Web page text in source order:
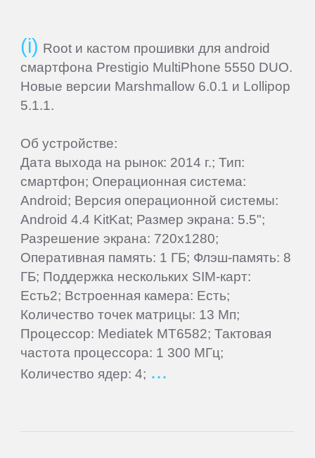
Root и кастом прошивки для android
смартфона Prestigio MultiPhone 5550 DUO.
Новые версии Marshmallow 6.0.1 и Lollipop
5.1.1.
Об устройстве:
Дата выхода на рынок: 2014 г.; Тип:
смартфон; Операционная система:
Android; Версия операционной системы:
Android 4.4 KitKat; Размер экрана: 5.5";
Разрешение экрана: 720x1280;
Оперативная память: 1 ГБ; Флэш-память: 8
ГБ; Поддержка нескольких SIM-карт:
Есть2; Встроенная камера: Есть;
Количество точек матрицы: 13 Мп;
Процессор: Mediatek MT6582; Тактовая
частота процессора: 1 300 МГц;
Количество ядер: 4;
Nvidia
OVERMAX
Oysters
Perfeo
PiPO
Plark
Point